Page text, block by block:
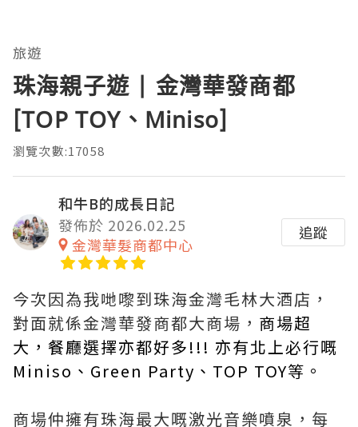
旅遊
珠海親子遊 | 金灣華發商都
[TOP TOY、Miniso]
瀏覽次數:17058
和牛B的成長日記
發佈於 2026.02.25
金灣華髮商都中心
追蹤
今次因為我哋嚟到珠海金灣毛林大酒店，
對面就係金灣華發商都大商場， 商場超
大，餐廳選擇亦都好多!!! 亦有北上必行嘅
Miniso、Green Party、TOP TOY等。
商場仲擁有珠海最大嘅激光音樂噴泉，每